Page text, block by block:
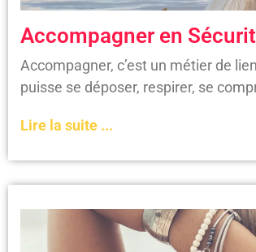
Accompagner en
Accompagner, c’est un métier de
puisse se déposer, respirer, se
Lire la suite ...